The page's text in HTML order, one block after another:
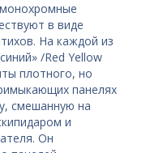
в виде
На каждой из
/Red Yellow
плотного, но
панелях
смешанную на
и
Он